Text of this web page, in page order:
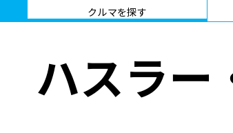
在庫検索
サイト内検
索
クルマを探す
ハスラー